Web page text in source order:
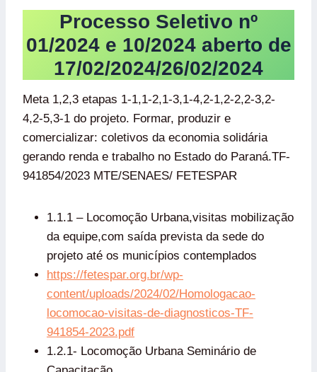
Processo Seletivo nº
01/2024 e 10/2024 aberto de
17/02/2024/26/02/2024
Meta 1,2,3 etapas 1-1,1-2,1-3,1-4,2-1,2-2,2-3,2-
4,2-5,3-1 do projeto. Formar, produzir e
comercializar: coletivos da economia solidária
gerando renda e trabalho no Estado do Paraná.TF-
941854/2023 MTE/SENAES/ FETESPAR
1.1.1 – Locomoção Urbana,visitas mobilização
da equipe,com saída prevista da sede do
projeto até os municípios contemplados
https://fetespar.org.br/wp-
content/uploads/2024/02/Homologacao-
locomocao-visitas-de-diagnosticos-TF-
941854-2023.pdf
1.2.1- Locomoção Urbana Seminário de